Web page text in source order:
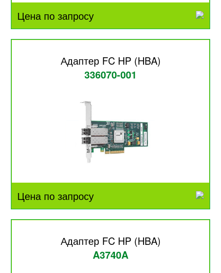
Цена по запросу
Адаптер FC HP (HBA)
336070-001
Цена по запросу
Адаптер FC HP (HBA)
A3740A